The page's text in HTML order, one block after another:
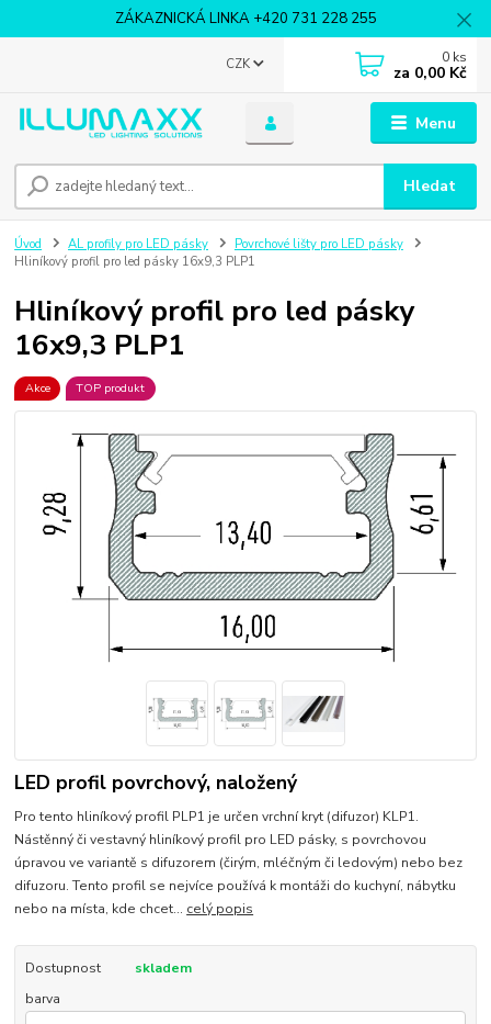
ZÁKAZNICKÁ LINKA +420 731 228 255
Menu
CZK
Hledat
0 ks
za 0,00 Kč
Úvod AL profily pro LED pásky
Povrchové lišty pro LED pásky
Hliníkový profil pro led pásky 16x9,3 PLP1
Hliníkový profil pro led pásky
16x9,3 PLP1
Akce TOP produkt
LED profil povrchový, naložený
Pro tento hliníkový profil PLP1 je určen vrchní kryt (difuzor) KLP1.
Nástěnný či vestavný hliníkový profil pro LED pásky, s povrchovou
úpravou ve variantě s difuzorem (čirým, mléčným či ledovým) nebo bez
difuzoru. Tento profil se nejvíce používá k montáži do kuchyní, nábytku
nebo na místa, kde chcet... celý popis
Dostupnost
skladem
barva